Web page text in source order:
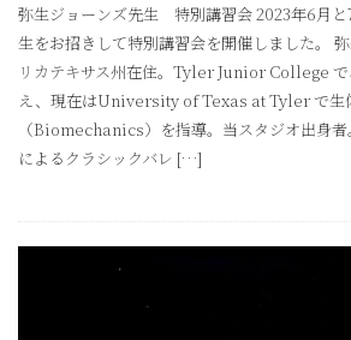
弥生ジョーンズ先生 特別講習会 2023年6月と
生をお招きして特別講習会を開催しました。
リカテキサス州在住。Tyler Junior College
え、現在はUniversity of Texas at Tyler で生
（Biomechanics）を指導。当スタジオ出身
によるクラシックバレ […]